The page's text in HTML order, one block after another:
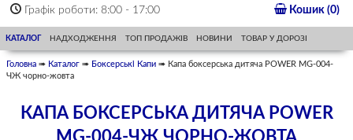
Графік роботи: 8:00 - 17:00
Кошик (0)
КАТАЛОГ НАДХОДЖЕННЯ ТОП ПРОДАЖІВ НОВИНИ ТОВАР У ДОРОЗІ
Головна ➠ Каталог ➠ Боксерські Капи ➠ Капа боксерська дитяча POWER MG-004-
ЧЖ чорно-жовта
КАПА БОКСЕРСЬКА ДИТЯЧА POWER